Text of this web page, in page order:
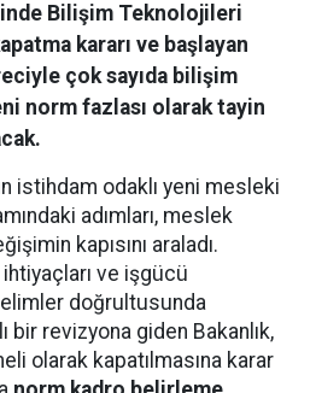
Bilişim Teknolojileri
kararı ve başlayan
çok sayıda bilişim
norm fazlası olarak tayin
istihdam odaklı yeni mesleki
adımları, meslek
kapısını araladı.
ve işgücü
doğrultusunda
bir revizyona giden Bakanlık,
olarak kapatılmasına karar